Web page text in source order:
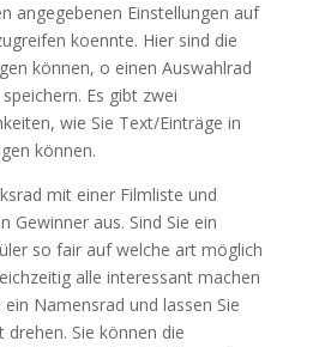
angegebenen Einstellungen auf
koennte. Hier sind die
können, o einen Auswahlrad
Es gibt zwei
wie Sie Text/Einträge in
können.
mit einer Filmliste und
Gewinner aus. Sind Sie ein
so fair auf welche art möglich
alle interessant machen
Namensrad und lassen Sie
drehen. Sie können die